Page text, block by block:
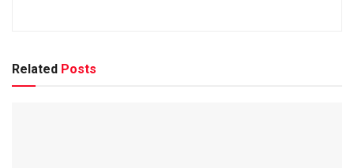
Related Posts